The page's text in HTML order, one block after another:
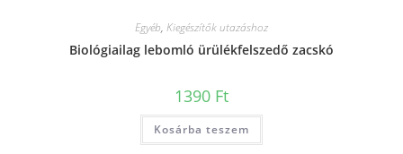
Egyéb, Kiegészítők utazáshoz
Biológiailag lebomló ürülékfelszedő zacskó
1390 Ft
Kosárba teszem